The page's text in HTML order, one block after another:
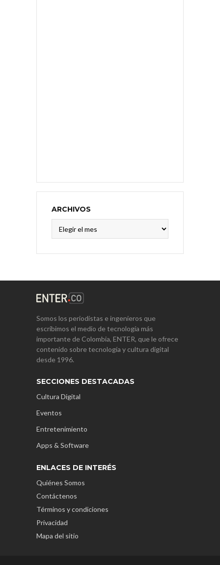
ARCHIVOS
Somos los periodistas e ingenieros que
escribimos el medio de tecnología más
importante de Colombia, ENTER, que le ofrece
contenido sobre tecnología y cultura digital
desde 1996.
SECCIONES DESTACADAS
Cultura Digital
Eventos
Entretenimiento
Apps & Software
ENLACES DE INTERÉS
Quiénes Somos
Contáctenos
Términos y condiciones
Privacidad
Mapa del sitio